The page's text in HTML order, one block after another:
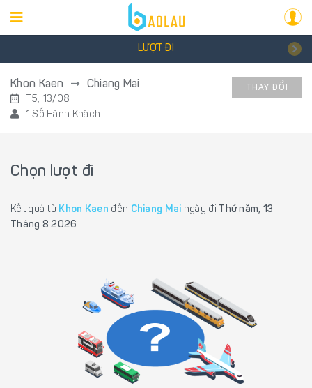
LƯỢT ĐI
Khon Kaen Chiang Mai
T5, 13/08
1 Số Hành Khách
THAY ĐỔI
Chọn lượt đi
Kết quả từ Khon Kaen đến Chiang Mai ngày đi Thứ năm, 13
Tháng 8 2026